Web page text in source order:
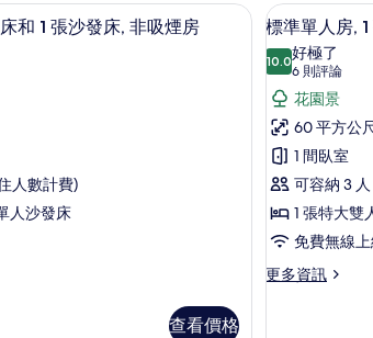
高級寢具、客房內保險箱、遮光布/窗簾、免費搖籃/嬰
和 1 張沙發床, 非吸煙房
人數計費)
人沙發床
查看價格
顯
示
標
準
單
人
房,
1
張
特
4
標準單人房,
10.010.0 分，滿分
好極了
6 則評論
(6
則
評
論)
花園景
60 平方公
1 間臥室
可容納 3
1 張特大雙
免費無線
更多資訊
更